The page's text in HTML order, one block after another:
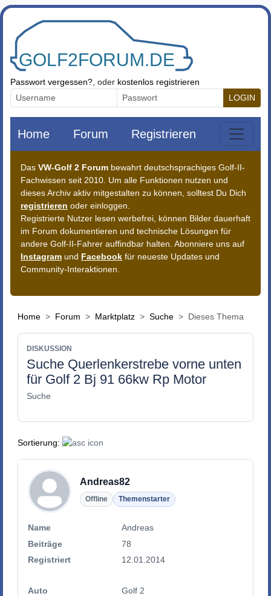
Zum Inhalt springen
Passwort vergessen? , oder kostenlos registrieren
LOGIN
Home Forum Registrieren
Das VW-Golf 2 Forum bewahrt deutschsprachiges Golf-II-
Fachwissen seit 2010. Um alle Funktionen nutzen und
dieses Archiv aktiv mitgestalten zu können, solltest Du Dich
registrieren oder einloggen.
Registrierte Nutzer lesen werbefrei, können Bilder dauerhaft
im Forum dokumentieren und technische Lösungen für
andere Golf-II-Fahrer auffindbar halten. Abonniere uns auf
Instagram und Facebook für neueste Updates und
Community-Interaktionen.
Home Forum Marktplatz Suche Dieses Thema
DISKUSSION
Suche Querlenkerstrebe vorne unten
für Golf 2 Bj 91 66kw Rp Motor
Suche
Sortierung:
Andreas82
Offline Themenstarter
Name
Andreas
Beiträge
78
Registriert
12.01.2014
Auto
Golf 2